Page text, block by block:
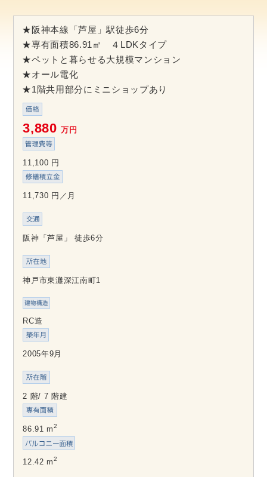
★阪神本線「芦屋」駅徒歩6分
★専有面積86.91㎡ ４LDKタイプ
★ペットと暮らせる大規模マンション
★オール電化
★1階共用部分にミニショップあり
3,880万円
11,100 円
11,730 円／月
阪神「芦屋」 徒歩6分
神戸市東灘深江南町1
RC造
2005年9月
2 階/ 7 階建
86.91 m2
12.42 m2